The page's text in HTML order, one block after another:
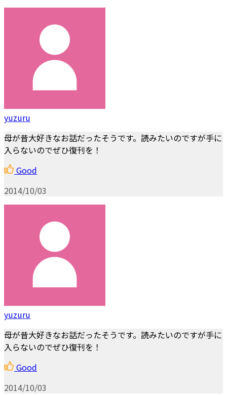
yuzuru
母が昔大好きなお話だったそうです。読みたいのですが手に
入らないのでぜひ復刊を！
Good
2014/10/03
yuzuru
母が昔大好きなお話だったそうです。読みたいのですが手に
入らないのでぜひ復刊を！
Good
2014/10/03